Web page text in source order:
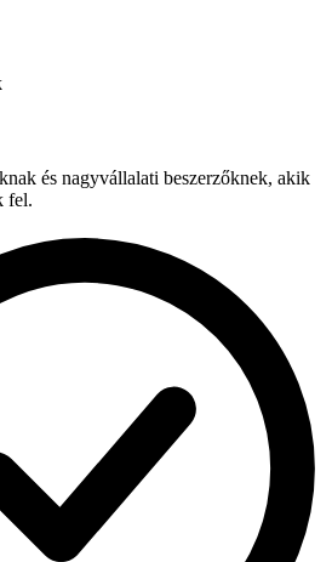
és nagyvállalati beszerzőknek, akik
fel.